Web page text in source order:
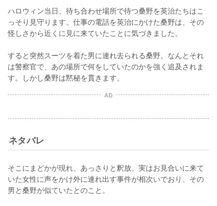
ハロウィン当日、待ち合わせ場所で待つ桑野を英治たちはこ
っそり見守ります。仕事の電話を英治にかけた桑野は、その
怪しさから近くに見に来ていたことに気づきました。
すると突然スーツを着た男に連れ去られる桑野。なんとそれ
は警察官で、あの場所で何をしていたのかを強く追及されま
す。しかし桑野は黙秘を貫きます。
AD
ネタバレ
そこにまどかが現れ、あっさりと釈放。実はお見合いに来て
いた女性に声をかけ外に連れ出す事件が相次いでおり、その
男と桑野が似ていたとのこと。